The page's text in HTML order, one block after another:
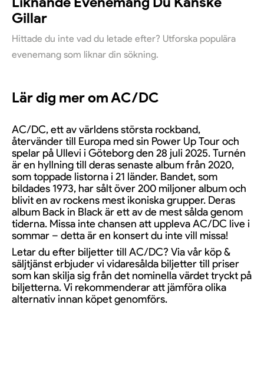
Gillar
Hittade du inte vad du letade efter? Utforska populära
evenemang som liknar din sökning.
Lär dig mer om AC/DC
AC/DC, ett av världens största rockband,
återvänder till Europa med sin Power Up Tour och
spelar på Ullevi i Göteborg den 28 juli 2025. Turnén
är en hyllning till deras senaste album från 2020,
som toppade listorna i 21 länder. Bandet, som
bildades 1973, har sålt över 200 miljoner album och
blivit en av rockens mest ikoniska grupper. Deras
album Back in Black är ett av de mest sålda genom
tiderna. Missa inte chansen att uppleva AC/DC live i
sommar – detta är en konsert du inte vill missa!
Letar du efter biljetter till AC/DC? Via vår köp &
säljtjänst erbjuder vi vidaresålda biljetter till priser
som kan skilja sig från det nominella värdet tryckt på
biljetterna. Vi rekommenderar att jämföra olika
alternativ innan köpet genomförs.